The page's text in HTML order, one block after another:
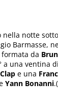
nella notte
Barmasse,
da
a una ventina
e una
Yann Bonanni